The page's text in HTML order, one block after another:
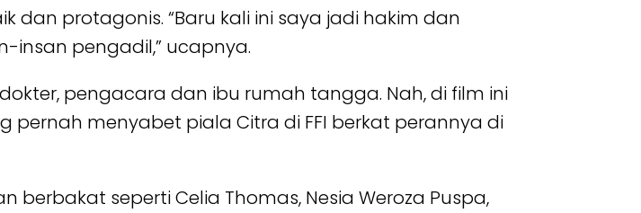
dan protagonis. “Baru kali ini saya jadi hakim dan
insan pengadil,” ucapnya.
pengacara dan ibu rumah tangga. Nah, di film ini
pernah menyabet piala Citra di FFI berkat perannya di
berbakat seperti Celia Thomas, Nesia Weroza Puspa,